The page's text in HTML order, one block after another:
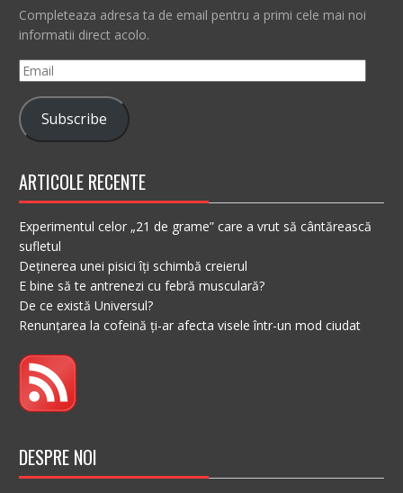
Completeaza adresa ta de email pentru a primi cele mai noi
informatii direct acolo.
Email
Subscribe
ARTICOLE RECENTE
Experimentul celor „21 de grame” care a vrut să cântărească
sufletul
Deținerea unei pisici îți schimbă creierul
E bine să te antrenezi cu febră musculară?
De ce există Universul?
Renunțarea la cofeină ți-ar afecta visele într-un mod ciudat
DESPRE NOI